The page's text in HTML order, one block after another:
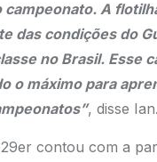
A
das condições do
no Brasil. Esse
o máximo para
, disse Ian.
contou com a